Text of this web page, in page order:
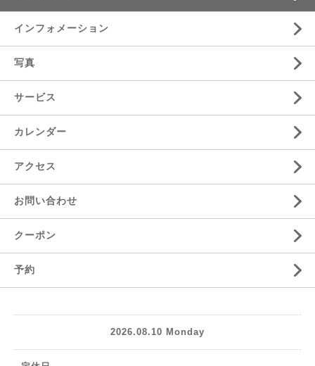
インフォメーション
写真
サービス
カレンダー
アクセス
お問い合わせ
クーポン
予約
2026.08.10 Monday